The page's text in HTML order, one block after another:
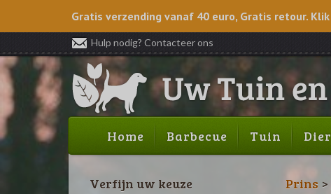
Gratis verzending vanaf 40 euro, Gratis retour. Klik
Hulp nodig? Contacteer ons
Home Barbecue Tuin Dier
Prins >
Verfijn uw keuze